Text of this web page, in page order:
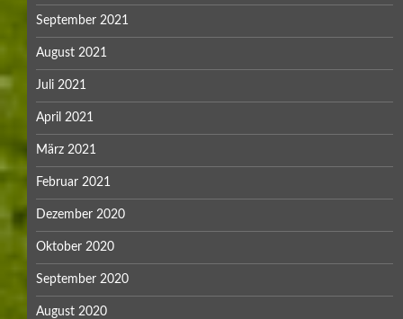
September 2021
August 2021
Juli 2021
April 2021
März 2021
Februar 2021
Dezember 2020
Oktober 2020
September 2020
August 2020